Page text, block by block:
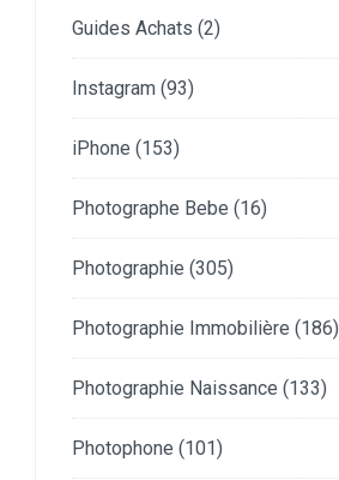
Guides Achats (2)
Instagram (93)
iPhone (153)
Photographe Bebe (16)
Photographie (305)
Photographie Immobilière (186)
Photographie Naissance (133)
Photophone (101)